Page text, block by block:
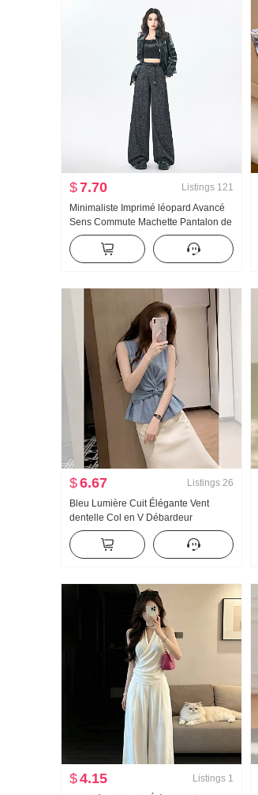
$7.70 Listings 121
Minimaliste Imprimé léopard Avancé
Sens Commute Machette Pantalon de
costume Femme 2026 Nouveau
Vertical Sens Banane Style américain
Pantalon large Pantalon décontracté
$6.67 Listings 26
Bleu Lumière Cuit Élégante Vent
dentelle Col en V Débardeur
Vêtements pour femmes Été Doux
Style pin-up Nœud torsadé Chemise
Grande taille Sans manches Top
$4.15 Listings 1